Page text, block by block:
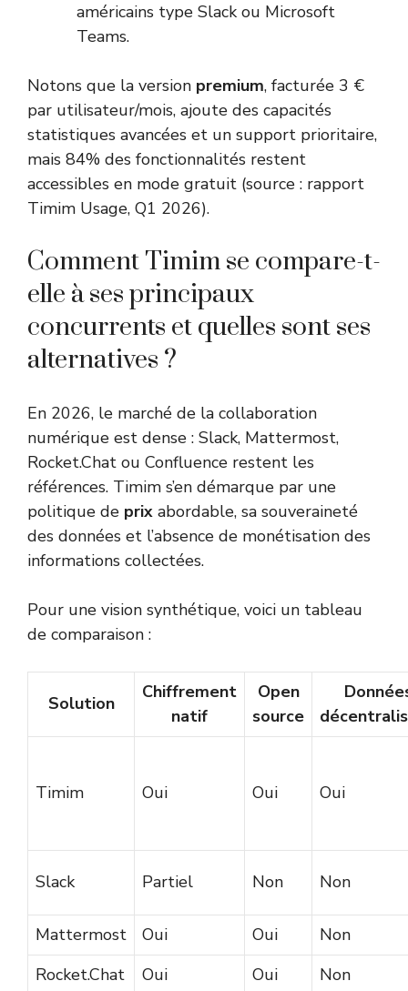
américains type Slack ou Microsoft
Teams.
Notons que la version premium, facturée 3 €
par utilisateur/mois, ajoute des capacités
statistiques avancées et un support prioritaire,
mais 84% des fonctionnalités restent
accessibles en mode gratuit (source : rapport
Timim Usage, Q1 2026).
Comment Timim se compare-t-
elle à ses principaux
concurrents et quelles sont ses
alternatives ?
En 2026, le marché de la collaboration
numérique est dense : Slack, Mattermost,
Rocket.Chat ou Confluence restent les
références. Timim s’en démarque par une
politique de prix abordable, sa souveraineté
des données et l’absence de monétisation des
informations collectées.
Pour une vision synthétique, voici un tableau
de comparaison :
Solution
Chiffrement
natif
Open
source
Timim Oui Oui Oui
Slack Partiel Non Non
Mattermost Oui Oui
Non
Rocket.Chat
Oui Oui Non